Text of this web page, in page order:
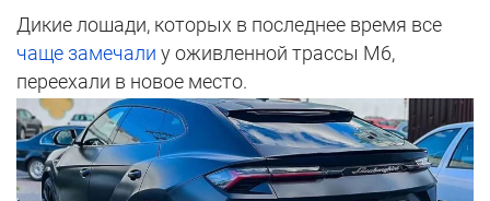
Дикие лошади, которых в последнее время все
чаще замечали у оживленной трассы М6,
переехали в новое место.